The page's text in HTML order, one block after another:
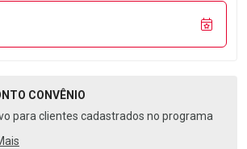
CONVÊNIO
para clientes cadastrados no programa